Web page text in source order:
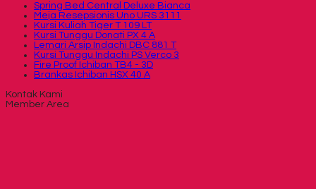
Spring Bed Central Deluxe Bianca
Meja Resepsionis Uno URS 3111
Kursi Kuliah Tiger T 109 LT
Kursi Tunggu Donati PX 4 A
Lemari Arsip Indachi DBC 881 T
Kursi Tunggu Indachi PS Verco 3
Fire Proof Ichiban TB4 - 3D
Brankas Ichiban HSX 40 A
Kontak Kami
Member Area